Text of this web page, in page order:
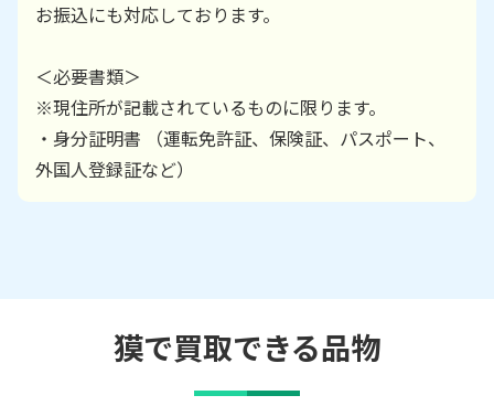
お振込にも対応しております。
＜必要書類＞
※現住所が記載されているものに限ります。
・身分証明書 （運転免許証、保険証、パスポート、
外国人登録証など）
獏で買取できる品物